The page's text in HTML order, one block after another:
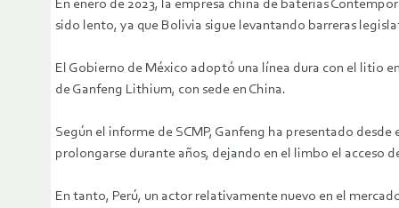
En enero de 2023, la empresa china de baterías
sido lento, ya que Bolivia sigue levantando barreras
El Gobierno de México adoptó una línea dura con el litio
de Ganfeng Lithium, con sede en China.
Según el informe de SCMP, Ganfeng ha presentado
prolongarse durante años, dejando en el limbo el acceso
En tanto, Perú, un actor relativamente nuevo en el